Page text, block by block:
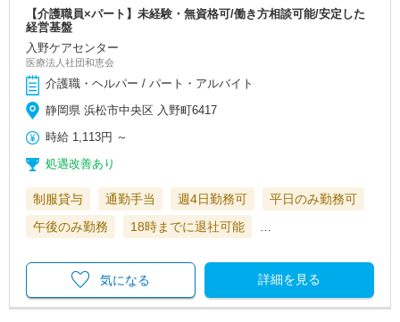
【介護職員×パート】未経験・無資格可/働き方相談可能/安定した
経営基盤
入野ケアセンター
医療法人社団和恵会
介護職・ヘルパー / パート・アルバイト
静岡県 浜松市中央区 入野町6417
時給 1,113円 ～
処遇改善あり
制服貸与 通勤手当 週4日勤務可
平日のみ勤務可
午後のみ勤務
18時までに退社可能 …
詳細を見る
気になる